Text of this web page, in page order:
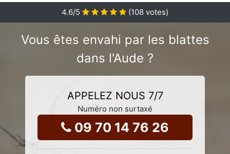
4.6/5 (108 votes)
Vous êtes envahi par les blattes
dans l'Aude ?
APPELEZ NOUS 7/7
Numéro non surtaxé
09 70 14 76 26